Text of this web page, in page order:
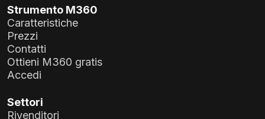
Strumento M360
Caratteristiche
Prezzi
Contatti
Ottieni M360 gratis
Accedi
Settori
Rivenditori